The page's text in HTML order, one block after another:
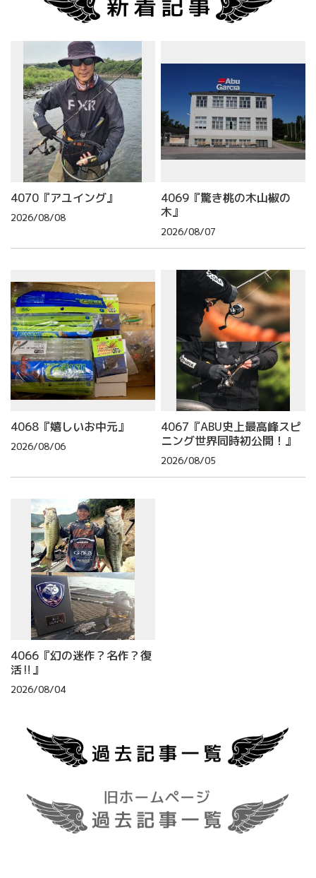
4070『アユイング』
2026/08/08
4069『驚き桃の木山椒の
木』
2026/08/07
4068『嬉しいお中元』
2026/08/06
4067『ABU史上最高峰スピ
ニング世界同時初公開！』
2026/08/05
4066『幻の迷作？名作？復
活‼』
2026/08/04